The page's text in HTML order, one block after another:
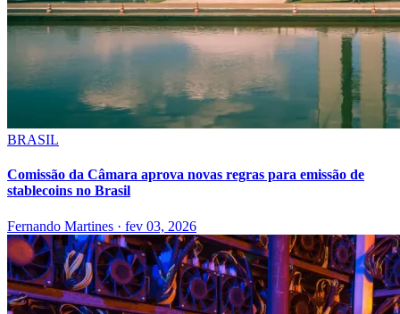
BRASIL
Comissão da Câmara aprova novas regras para emissão de
stablecoins no Brasil
Fernando Martines · fev 03, 2026